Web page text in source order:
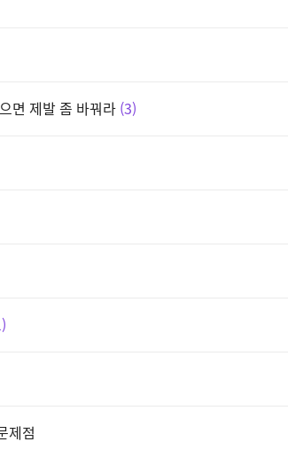
면 제발 좀 바꿔라 3
제점